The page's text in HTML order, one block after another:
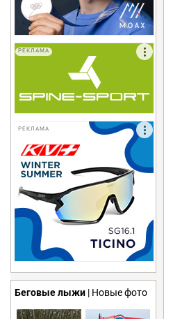
РЕКЛАМА
РЕКЛАМА
Беговые лыжи | Новые фото